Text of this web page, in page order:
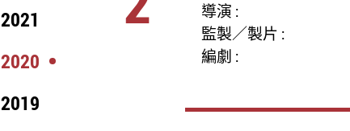
2021
2020
2019
導演 :
監製／製片 :
編劇 :